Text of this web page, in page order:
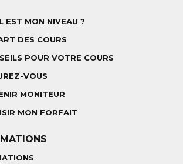
MIDI
EST MON NIVEAU ?
DES COURS
POUR VOTRE COURS
VOUS
MONITEUR
MON FORFAIT